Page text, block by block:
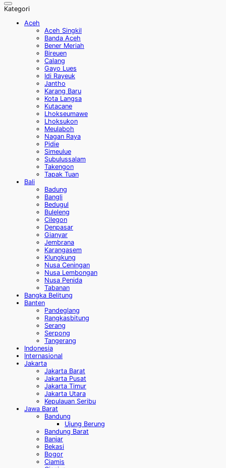
Kategori
Aceh
Aceh Singkil
Banda Aceh
Bener Meriah
Bireuen
Calang
Gayo Lues
Idi Rayeuk
Jantho
Karang Baru
Kota Langsa
Kutacane
Lhokseumawe
Lhoksukon
Meulaboh
Nagan Raya
Pidie
Simeulue
Subulussalam
Takengon
Tapak Tuan
Bali
Badung
Bangli
Bedugul
Buleleng
Cilegon
Denpasar
Gianyar
Jembrana
Karangasem
Klungkung
Nusa Ceningan
Nusa Lembongan
Nusa Penida
Tabanan
Bangka Belitung
Banten
Pandeglang
Rangkasbitung
Serang
Serpong
Tangerang
Indonesia
Internasional
Jakarta
Jakarta Barat
Jakarta Pusat
Jakarta Timur
Jakarta Utara
Kepulauan Seribu
Jawa Barat
Bandung
Ujung Berung
Bandung Barat
Banjar
Bekasi
Bogor
Ciamis